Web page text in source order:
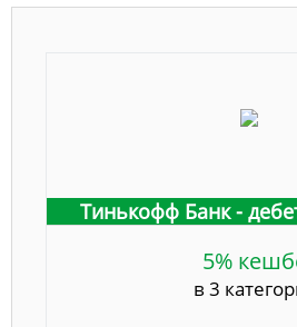
Тинькофф Банк -
5%
в 3